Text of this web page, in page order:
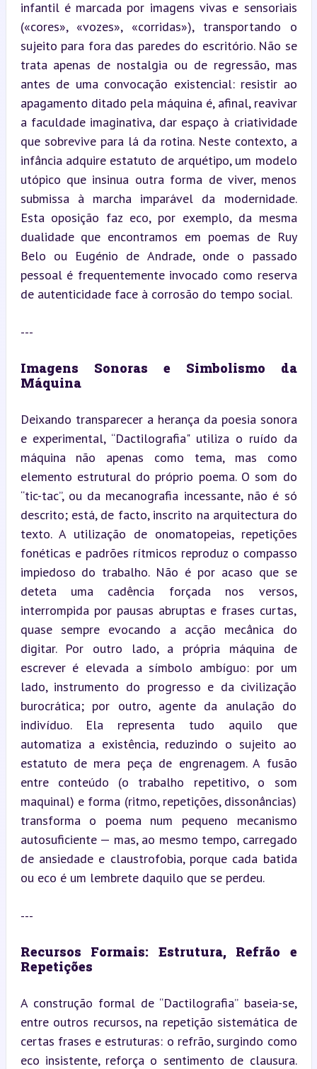
infantil é marcada por imagens vivas e sensoriais
(«cores», «vozes», «corridas»), transportando o
sujeito para fora das paredes do escritório. Não se
trata apenas de nostalgia ou de regressão, mas
antes de uma convocação existencial: resistir ao
apagamento ditado pela máquina é, afinal, reavivar
a faculdade imaginativa, dar espaço à criatividade
que sobrevive para lá da rotina. Neste contexto, a
infância adquire estatuto de arquétipo, um modelo
utópico que insinua outra forma de viver, menos
submissa à marcha imparável da modernidade.
Esta oposição faz eco, por exemplo, da mesma
dualidade que encontramos em poemas de Ruy
Belo ou Eugénio de Andrade, onde o passado
pessoal é frequentemente invocado como reserva
de autenticidade face à corrosão do tempo social.
---
Imagens Sonoras e Simbolismo da
Máquina
Deixando transparecer a herança da poesia sonora
e experimental, “Dactilografia" utiliza o ruído da
máquina não apenas como tema, mas como
elemento estrutural do próprio poema. O som do
“tic-tac”, ou da mecanografia incessante, não é só
descrito; está, de facto, inscrito na arquitectura do
texto. A utilização de onomatopeias, repetições
fonéticas e padrões rítmicos reproduz o compasso
impiedoso do trabalho. Não é por acaso que se
deteta uma cadência forçada nos versos,
interrompida por pausas abruptas e frases curtas,
quase sempre evocando a acção mecânica do
digitar. Por outro lado, a própria máquina de
escrever é elevada a símbolo ambíguo: por um
lado, instrumento do progresso e da civilização
burocrática; por outro, agente da anulação do
indivíduo. Ela representa tudo aquilo que
automatiza a existência, reduzindo o sujeito ao
estatuto de mera peça de engrenagem. A fusão
entre conteúdo (o trabalho repetitivo, o som
maquinal) e forma (ritmo, repetições, dissonâncias)
transforma o poema num pequeno mecanismo
autosuficiente — mas, ao mesmo tempo, carregado
de ansiedade e claustrofobia, porque cada batida
ou eco é um lembrete daquilo que se perdeu.
---
Recursos Formais: Estrutura, Refrão e
Repetições
A construção formal de “Dactilografia” baseia-se,
entre outros recursos, na repetição sistemática de
certas frases e estruturas: o refrão, surgindo como
eco insistente, reforça o sentimento de clausura.